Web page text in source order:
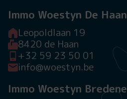
Immo Woestyn De Haan
Leopoldlaan 19
8420 de Haan
+32 59 23 50 01
info@woestyn.be
Immo Woestyn Bredene